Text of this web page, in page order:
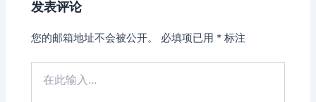
发表评论
您的邮箱地址不会被公开。 必填项已用 * 标注